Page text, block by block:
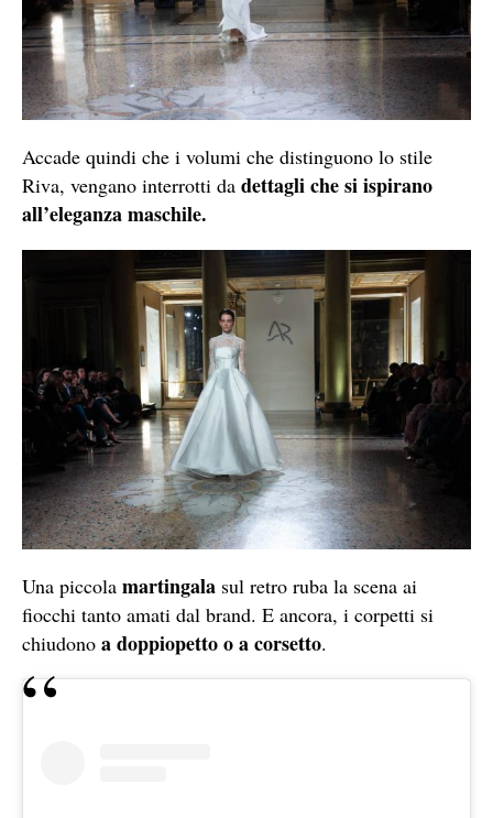
Accade quindi che i volumi che distinguono lo stile
Riva, vengano interrotti da dettagli che si ispirano
all’eleganza maschile.
Una piccola martingala sul retro ruba la scena ai
fiocchi tanto amati dal brand. E ancora, i corpetti si
chiudono a doppiopetto o a corsetto.